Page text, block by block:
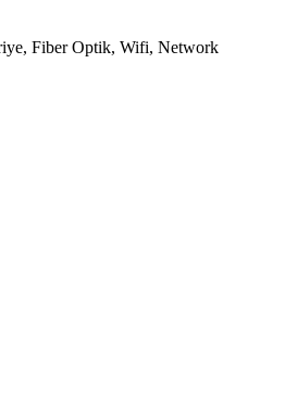
Fiber Optik, Wifi, Network